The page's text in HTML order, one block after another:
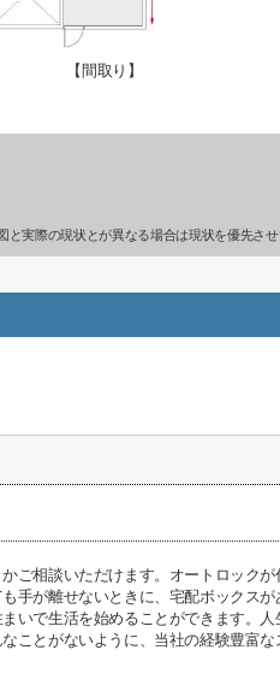
【間取り】
と実際の現状とが異なる場合は現状を優先させ
ご相談いただけます。オートロックが
手が離せないときに、宅配ボックスが
いで生活を始めることができます。人
ことがないように、当社の経験豊富な